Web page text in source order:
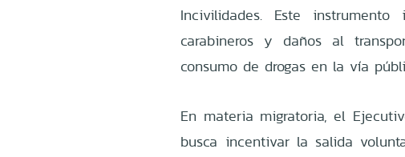
Incivilidades. Este
carabineros y daños al
consumo de drogas en la vía
En materia migratoria, el
busca incentivar la salida